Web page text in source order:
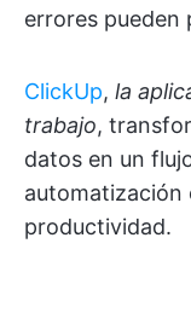
errores pueden
ClickUp, la
trabajo,
datos en un
automatización
productividad.